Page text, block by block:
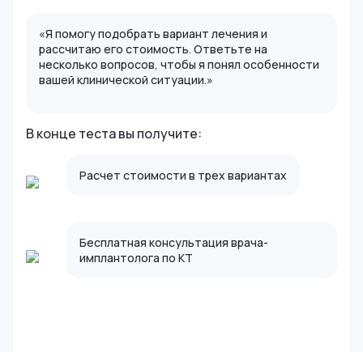
«Я помогу подобрать вариант лечения и
рассчитаю его стоимость. Ответьте на
несколько вопросов, чтобы я понял особенности
вашей клинической ситуации.»
В конце теста вы получите:
Расчет стоимости в трех вариантах
Бесплатная консультация врача-
имплантолога по КТ